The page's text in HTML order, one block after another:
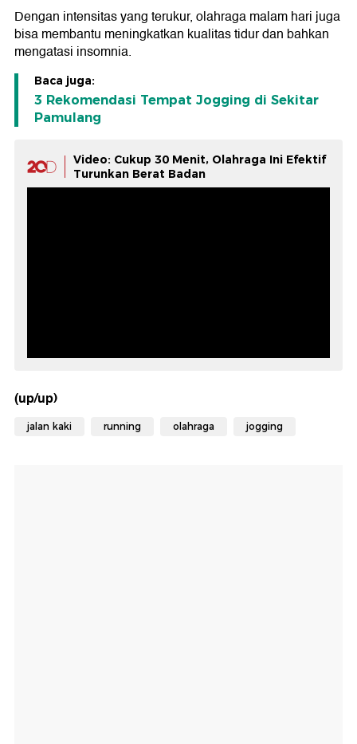
Dengan intensitas yang terukur, olahraga malam hari juga
bisa membantu meningkatkan kualitas tidur dan bahkan
mengatasi insomnia.
Baca juga:
3 Rekomendasi Tempat Jogging di Sekitar
Pamulang
Video: Cukup 30 Menit, Olahraga Ini Efektif
Turunkan Berat Badan
(up/up)
jalan kaki running olahraga jogging